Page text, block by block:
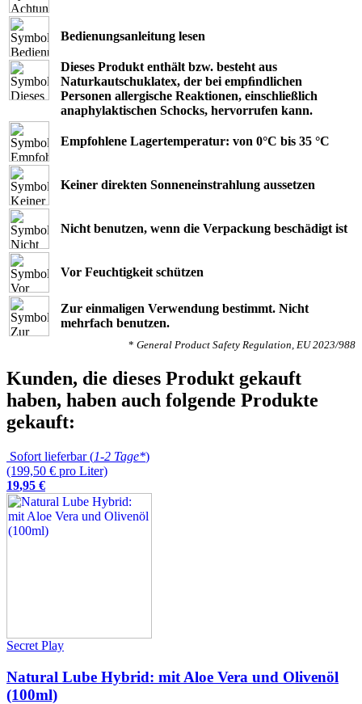
Bedienungsanleitung lesen
Dieses Produkt enthält bzw. besteht aus
Naturkautschuklatex, der bei empﬁndlichen
Personen allergische Reaktionen, einschließlich
anaphylaktischen Schocks, hervorrufen kann.
Empfohlene Lagertemperatur: von 0°C bis 35 °C
Keiner direkten Sonneneinstrahlung aussetzen
Nicht benutzen, wenn die Verpackung beschädigt ist
Vor Feuchtigkeit schützen
Zur einmaligen Verwendung bestimmt. Nicht
mehrfach benutzen.
* General Product Safety Regulation, EU 2023/988
Kunden, die dieses Produkt gekauft
haben, haben auch folgende Produkte
gekauft:
Sofort lieferbar (1-2 Tage*)
(199,50 € pro Liter)
19,95 €
Secret Play
Natural Lube Hybrid: mit Aloe Vera und Olivenöl
(100ml)